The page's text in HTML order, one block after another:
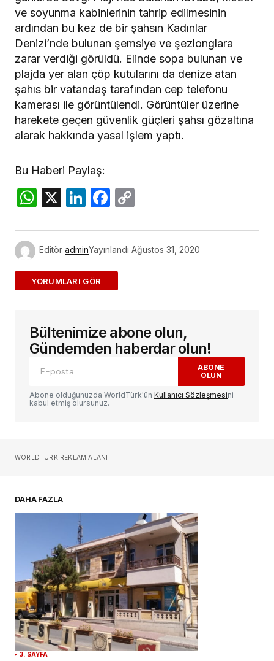
ve soyunma kabinlerinin tahrip edilmesinin
ardından bu kez de bir şahsın Kadınlar
Denizi’nde bulunan şemsiye ve şezlonglara
zarar verdiği görüldü. Elinde sopa bulunan ve
plajda yer alan çöp kutularını da denize atan
şahıs bir vatandaş tarafından cep telefonu
kamerası ile görüntülendi. Görüntüler üzerine
harekete geçen güvenlik güçleri şahsı gözaltına
alarak hakkında yasal işlem yaptı.
Bu Haberi Paylaş:
WhatsApp
X LinkedIn
Facebook
Editör adminYayınlandı Ağustos 31, 2020
ADD A COMMENT
E-posta adresiniz yayınlanmayacak.
alanlar*ile işaretlenmişlerdir
Yorum
Sizin adınız*
Daha sonraki yorumlarımda kullanılması için
adım, e-posta adresim ve site adresim bu
tarayıcıya kaydedilsin.
YORUM GÖNDER
Bültenimize abone olun,
Gündemden haberdar olun!
ABONE
OLUN
Abone olduğunuzda WorldTürk'ün Kullanıcı Sözleşmesini
kabul etmiş olursunuz.
WORLDTURK REKLAM ALANI
DAHA FAZLA
3. SAYFA